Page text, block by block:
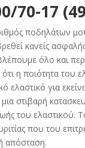
70-17
ποδηλάτων
κανείς
όλο και
η ποιότητα του
ελαστικό για
στιβαρή
του
που του
απόσταση.